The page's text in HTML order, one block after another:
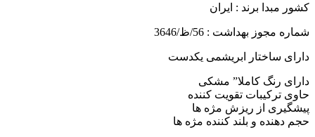
کشور مبدا برند : ایران
شماره مجوز بهداشت : 56 /ظ/3646
دارای ساختار ابریشمی یکدست
دارای رنگ کاملا” مشکی
حاوی ترکیبات تقویت کننده
پیشگیری از ریزش مژه ها
حجم دهنده و بلند کننده مژه ها